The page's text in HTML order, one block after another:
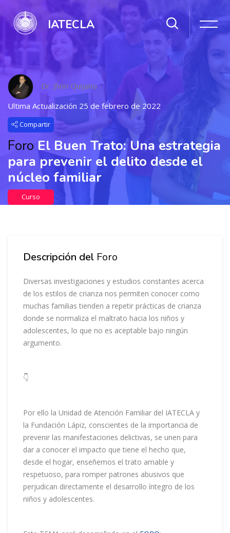
IATECLA
Dr. Jhon Quijano
Ultima Actualización 25 de febrero de 2022
Compartir
Foro El Buen Trato: Una estrategia
para prevenir el delito desde el
núcleo familiar
Curso
Descripción del Foro
Diversas investigaciones y estudios constantes acerca
de los estilos de crianza nos permiten conocer como
muchas familias tienden a repetir prácticas de crianza
donde se normaliza el maltrato hacia los niños y
adolescentes, lo que no es aceptable bajo ningún
argumento.
👇
Por ello la Unidad de Atención Familiar del IATECLA y
la Fundación Lápiz, conscientes de la importancia de
prevenir las manifestaciones delictivas, se unen para
dar a conocer el impacto que tiene el hecho que,
desde el hogar, enseñemos el trato amable y
respetuoso, para romper patrones abusivos que
perjudican directamente el desarrollo íntegro de los
niños y adolescentes.